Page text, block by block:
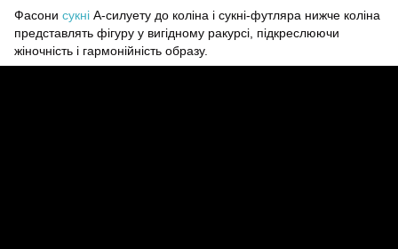
Фасони сукні А-силуету до коліна і сукні-футляра нижче коліна
представлять фігуру у вигідному ракурсі, підкреслюючи
жіночність і гармонійність образу.